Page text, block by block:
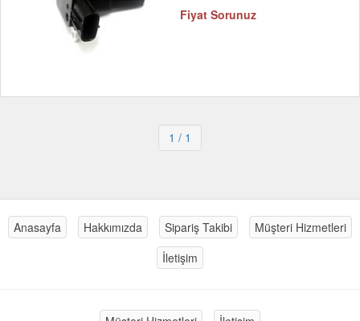
Fiyat Sorunuz
1 / 1
Anasayfa Hakkımızda Sipariş Takibi
Müşteri Hizmetleri
İletişim